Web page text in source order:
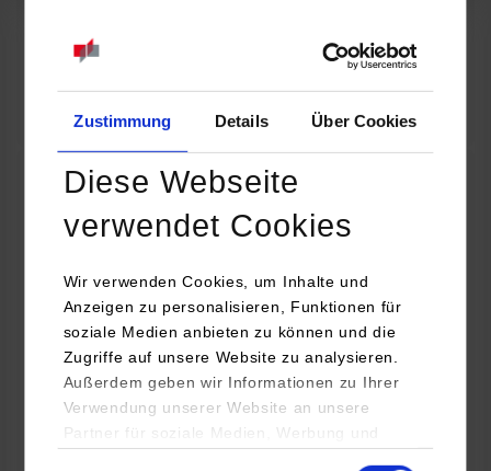
Zustimmung Details Über Cookies
Diese Webseite
verwendet Cookies
Wir verwenden Cookies, um Inhalte und
Anzeigen zu personalisieren, Funktionen für
soziale Medien anbieten zu können und die
Zugriffe auf unsere Website zu analysieren.
Außerdem geben wir Informationen zu Ihrer
Verwendung unserer Website an unsere
Partner für soziale Medien, Werbung und
Online INDIS-Infoveranstaltung für Studierende
Zum Event
Technologietag: Clean Urban Transportation –
nachhaltige Mobilität im (sub)urbanen Umfeld
16.09.2026 - 17.09.2026
Im Mittelpunkt stehen elektrische Antriebe, moderne
Batterietechnologien und innovative Fahrzeugkonzepte für
nachhaltige Mobilität in Stadt und…